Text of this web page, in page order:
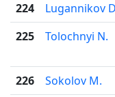
224
Lugannikov
225
Tolochnyi N.
226
Sokolov M.